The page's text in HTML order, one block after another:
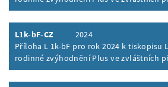
Inhalt aufklappen
L1k-bF-CZ
2024
Příloha L 1k-bF pro rok 2024 k tiskopisu
rodinné zvýhodnění Plus ve zvláštních
Inhalt aufklappen